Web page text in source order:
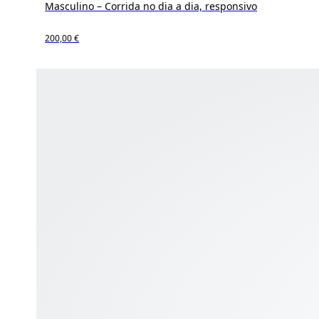
Masculino – Corrida no dia a dia, responsivo
200,00 €